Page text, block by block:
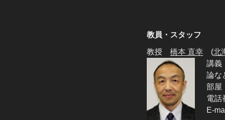
教員・スタッフ
教授 橋本 直幸 (北
講義
論な
部
電話
E-